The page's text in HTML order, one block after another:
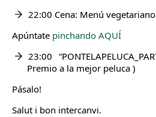
22:00 Cena: Menú
Apúntate pinchando AQUÍ
23:00
Premio a la mejor peluca )
Pásalo!
Salut i bon intercanvi.